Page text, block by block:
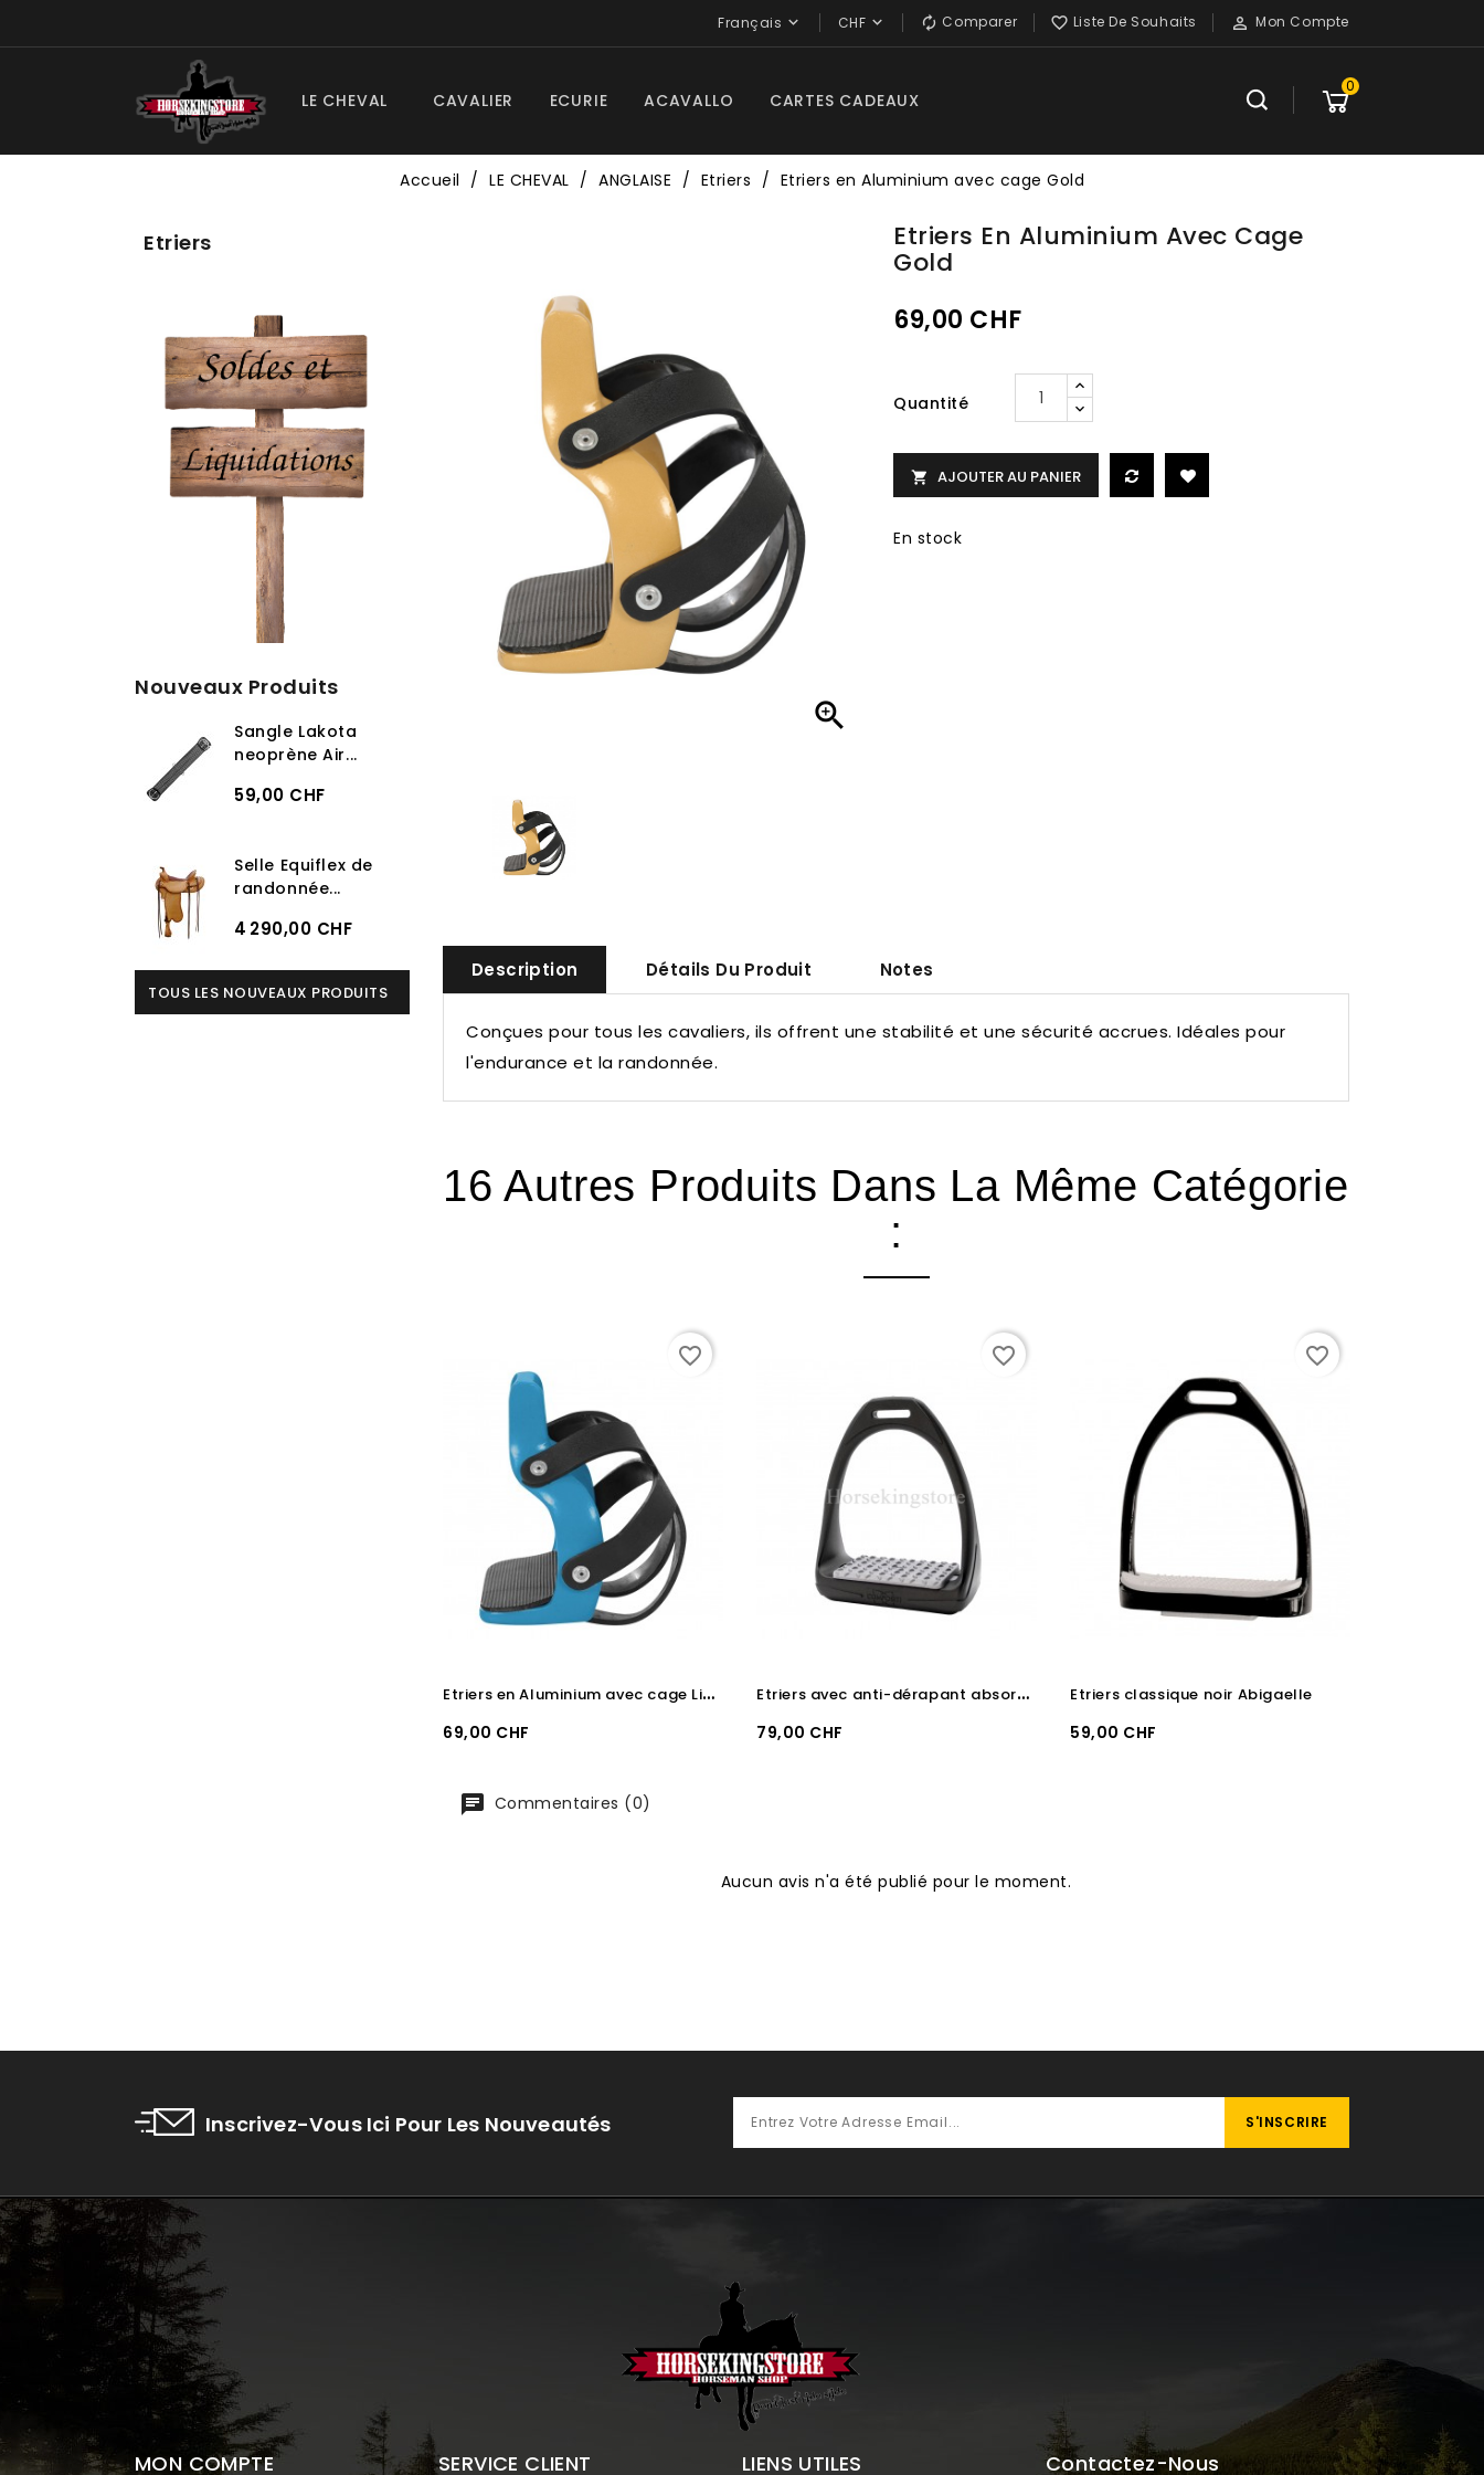
 Mon Compte
 Liste De Souhaits
 Comparer
CHF 
Français 
LE CHEVAL CAVALIER ECURIE ACAVALLO CARTES CADEAUX
0
Accueil LE CHEVAL ANGLAISE Etriers Etriers en Aluminium avec cage Gold
Etriers
Nouveaux Produits
Sangle Lakota
neoprène Air...
59,00 CHF
Selle Equiflex de
randonnée...
4 290,00 CHF
TOUS LES NOUVEAUX PRODUITS

Etriers En Aluminium Avec Cage
Gold
69,00 CHF
Quantité
 AJOUTER AU PANIER
En stock
Description Détails Du Produit Notes
Conçues pour tous les cavaliers, ils offrent une stabilité et une sécurité accrues. Idéales pour
l'endurance et la randonnée.
16 Autres Produits Dans La Même Catégorie
:
favorite_border
E
triers en Aluminium avec cage Light Bleu
Prix
69,00 CHF
favorite_border
E
triers avec anti-dérapant absorbeur de choc colorés à choix Alexandra
Prix
79,00 CHF
favorite_border
Etriers classique noir Abigaelle
Prix
59,00 CHF
Commentaires (0)
Aucun avis n'a été publié pour le moment.
Inscrivez-Vous Ici Pour Les Nouveautés
MON COMPTE SERVICE CLIENT LIENS UTILES Contactez-Nous